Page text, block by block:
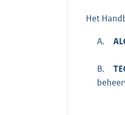
Het
A.
B.